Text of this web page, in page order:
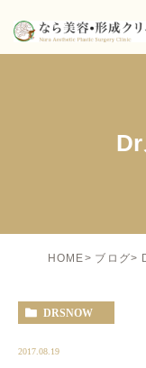
HOME ブログ
DRSNOW
2017.08.19